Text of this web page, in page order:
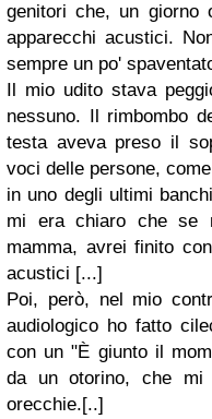
genitori che, un giorno
apparecchi acustici.
sempre un po'
Il mio udito stava
nessuno. Il rimbombo
testa aveva preso il
voci delle persone,
in uno degli ultimi
mi era chiaro che se
mamma, avrei finito
acustici [...]
Poi, però, nel mio
audiologico ho fatto
con un "È giunto il
da un otorino, che mi
orecchie.[..]